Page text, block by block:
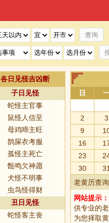
各日见怪吉凶断
子日见怪
蛇怪主官事
鼠怪人信至
母鸡啼主旺
鹊屎衣考服
孤怪主死亡
甑鸣欠神愿
犬怪不明事
虫鸟怪得财
丑日见怪
蛇怪客主丧
日
2
3
9
16
23
30
31
老黄历查
网站提示：
供专业的
为您择取